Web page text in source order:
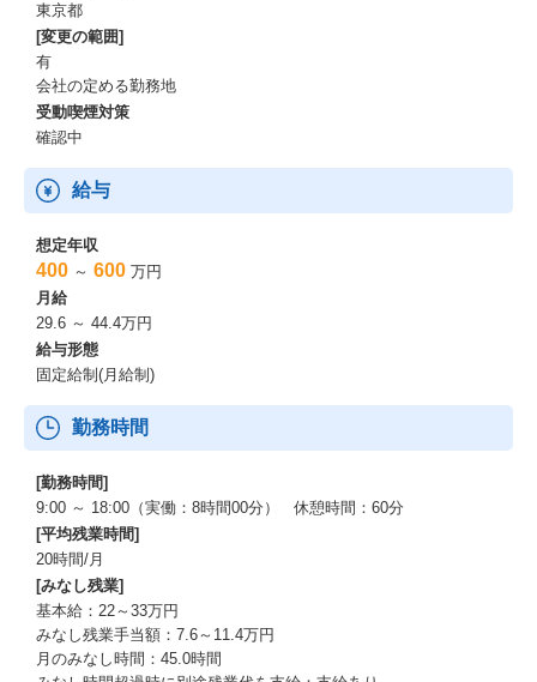
東京都
[変更の範囲]
有
会社の定める勤務地
受動喫煙対策
確認中
給与
想定年収
400 ～ 600 万円
月給
29.6 ～ 44.4万円
給与形態
固定給制(月給制)
勤務時間
[勤務時間]
9:00 ～ 18:00（実働：8時間00分） 休憩時間：60分
[平均残業時間]
20時間/月
[みなし残業]
基本給：22～33万円
みなし残業手当額：7.6～11.4万円
月のみなし時間：45.0時間